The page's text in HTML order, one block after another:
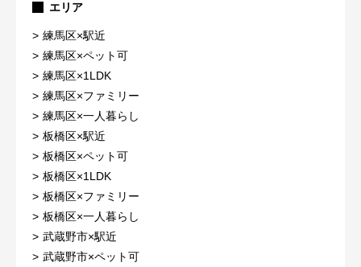
エリア
練馬区×駅近
練馬区×ペット可
練馬区×1LDK
練馬区×ファミリー
練馬区×一人暮らし
板橋区×駅近
板橋区×ペット可
板橋区×1LDK
板橋区×ファミリー
板橋区×一人暮らし
武蔵野市×駅近
武蔵野市×ペット可